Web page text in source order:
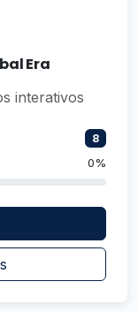
Era
interativos
8
0%